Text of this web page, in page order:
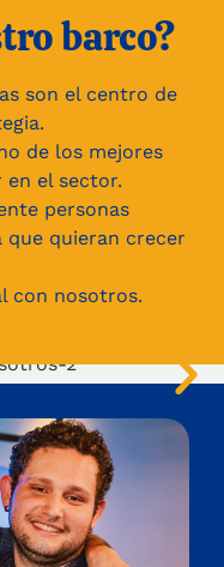
barco?
son el centro de
de los mejores
en el sector.
personas
que quieran crecer
con nosotros.